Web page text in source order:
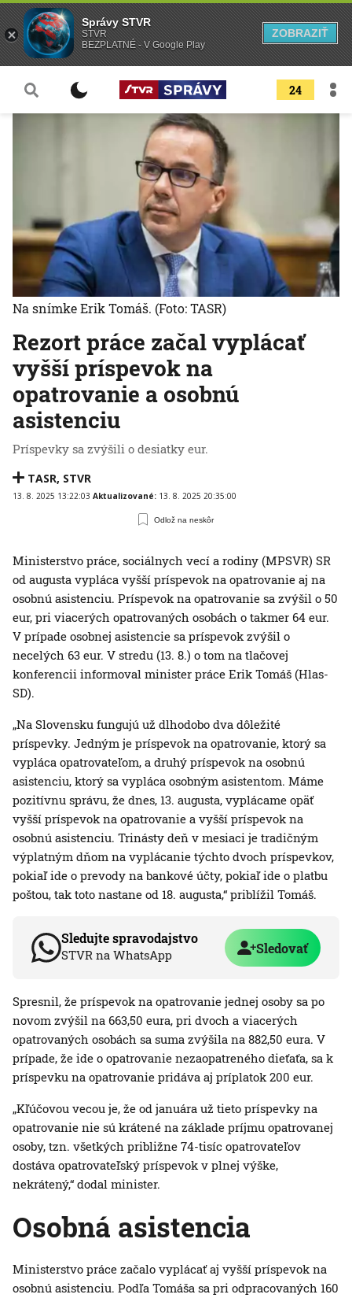
24
Rezort práce začal vyplácať
vyšší príspevok na
opatrovanie a osobnú
asistenciu
Príspevky sa zvýšili o desiatky eur.
TASR, STVR
13. 8. 2025 13:22:03 Aktualizované: 13. 8. 2025 20:35:00
Odlož na neskôr
Na snímke Erik Tomáš. (Foto: TASR)
Ministerstvo práce, sociálnych vecí a rodiny (MPSVR) SR
od augusta vypláca vyšší príspevok na opatrovanie aj na
osobnú asistenciu. Príspevok na opatrovanie sa zvýšil o 50
eur, pri viacerých opatrovaných osobách o takmer 64 eur.
V prípade osobnej asistencie sa príspevok zvýšil o
necelých 63 eur. V stredu (13. 8.) o tom na tlačovej
konferencii informoval minister práce Erik Tomáš (Hlas-
SD).
„Na Slovensku fungujú už dlhodobo dva dôležité
príspevky. Jedným je príspevok na opatrovanie, ktorý sa
vypláca opatrovateľom, a druhý príspevok na osobnú
asistenciu, ktorý sa vypláca osobným asistentom. Máme
pozitívnu správu, že dnes, 13. augusta, vyplácame opäť
vyšší príspevok na opatrovanie a vyšší príspevok na
osobnú asistenciu. Trinásty deň v mesiaci je tradičným
výplatným dňom na vyplácanie týchto dvoch príspevkov,
pokiaľ ide o prevody na bankové účty, pokiaľ ide o platbu
poštou, tak toto nastane od 18. augusta,“ priblížil Tomáš.
Sledujte spravodajstvo
STVR na WhatsApp Sledovať
Spresnil, že príspevok na opatrovanie jednej osoby sa po
novom zvýšil na 663,50 eura, pri dvoch a viacerých
opatrovaných osobách sa suma zvýšila na 882,50 eura. V
prípade, že ide o opatrovanie nezaopatreného dieťaťa, sa k
príspevku na opatrovanie pridáva aj príplatok 200 eur.
„Kľúčovou vecou je, že od januára už tieto príspevky na
opatrovanie nie sú krátené na základe príjmu opatrovanej
osoby, tzn. všetkých približne 74-tisíc opatrovateľov
dostáva opatrovateľský príspevok v plnej výške,
nekrátený,“ dodal minister.
Osobná asistencia
Ministerstvo práce začalo vyplácať aj vyšší príspevok na
osobnú asistenciu. Podľa Tomáša sa pri odpracovaných 160
Správy STVR
STVR
BEZPLATNÉ - V Google Play
ZOBRAZIŤ